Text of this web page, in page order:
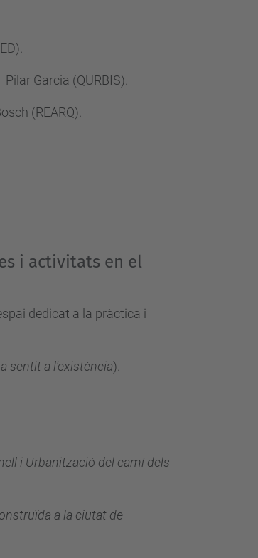
.
Pilar Garcia (QURBIS).
(REARQ).
i activitats en el
dedicat a la pràctica i
sentit a l'existència).
i Urbanització del camí dels
a la ciutat de